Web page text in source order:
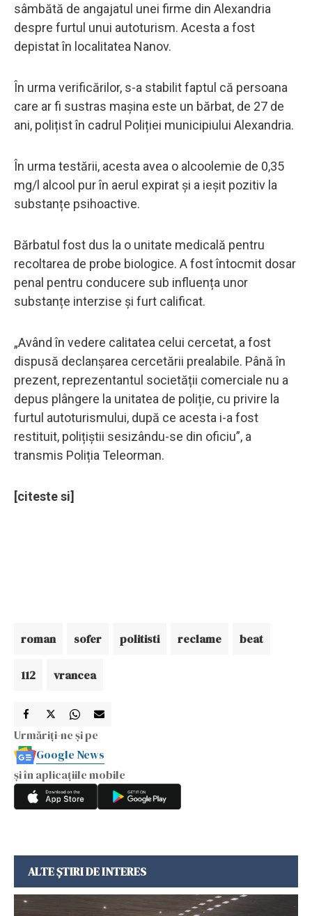
sâmbătă de angajatul unei firme din Alexandria
despre furtul unui autoturism. Acesta a fost
depistat în localitatea Nanov.
În urma verificărilor, s-a stabilit faptul că persoana
care ar fi sustras mașina este un bărbat, de 27 de
ani, polițist în cadrul Poliției municipiului Alexandria.
În urma testării, acesta avea o alcoolemie de 0,35
mg/l alcool pur în aerul expirat și a ieșit pozitiv la
substanțe psihoactive.
Bărbatul fost dus la o unitate medicală pentru
recoltarea de probe biologice. A fost întocmit dosar
penal pentru conducere sub influența unor
substanțe interzise și furt calificat.
„Având în vedere calitatea celui cercetat, a fost
dispusă declanșarea cercetării prealabile. Până în
prezent, reprezentantul societății comerciale nu a
depus plângere la unitatea de poliție, cu privire la
furtul autoturismului, după ce acesta i-a fost
restituit, polițiștii sesizându-se din oficiu”, a
transmis Poliția Teleorman.
[citeste si]
roman sofer politisti reclame beat
112 vrancea
Urmăriți-ne și pe
Google News
și în aplicațiile mobile
ALTE ȘTIRI DE INTERES